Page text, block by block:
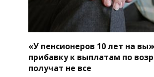
«У пенсионеров 10 лет на
прибавку к выплатам по
получат не все